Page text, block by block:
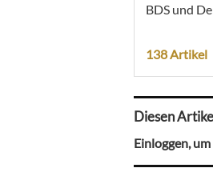
BDS und
138 Artikel
Diesen
Einloggen,